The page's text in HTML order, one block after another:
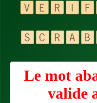
Le mot
valide